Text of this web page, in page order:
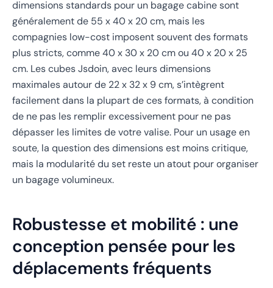
dimensions standards pour un bagage cabine sont
généralement de 55 x 40 x 20 cm, mais les
compagnies low-cost imposent souvent des formats
plus stricts, comme 40 x 30 x 20 cm ou 40 x 20 x 25
cm. Les cubes Jsdoin, avec leurs dimensions
maximales autour de 22 x 32 x 9 cm, s’intègrent
facilement dans la plupart de ces formats, à condition
de ne pas les remplir excessivement pour ne pas
dépasser les limites de votre valise. Pour un usage en
soute, la question des dimensions est moins critique,
mais la modularité du set reste un atout pour organiser
un bagage volumineux.
Robustesse et mobilité : une
conception pensée pour les
déplacements fréquents